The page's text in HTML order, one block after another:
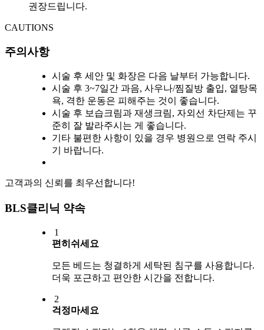
권장드립니다.
CAUTIONS
주의사항
시술 후 세안 및 화장은 다음 날부터 가능합니다.
시술 후 3~7일간 과음, 사우나/찜질방 출입, 열탕목
욕, 격한 운동은 피해주는 것이 좋습니다.
시술 후 보습크림과 재생크림, 자외선 차단제는 꾸
준히 잘 발라주시는 게 좋습니다.
기타 불편한 사항이 있을 경우 병원으로 연락 주시
기 바랍니다.
고객과의 신뢰를 최우선합니다!
BLS클리닉 약속
1
편히쉬세요
모든 베드는 청결하게 세탁된 침구를 사용합니다.
더욱 포근하고 편안한 시간을 전합니다.
2
걱정마세요